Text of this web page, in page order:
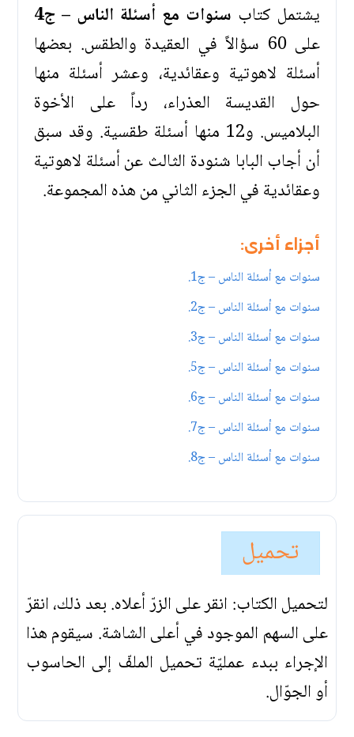
يشتمل كتاب سنوات مع أسئلة الناس – ج4
على 60 سؤالاً في العقيدة والطقس. بعضها
أسئلة لاهوتية وعقائدية، وعشر أسئلة منها
حول القديسة العذراء، رداً على الأخوة
البلاميس. و12 منها أسئلة طقسية. وقد سبق
أن أجاب البابا شنودة الثالث عن أسئلة لاهوتية
وعقائدية في الجزء الثاني من هذه المجموعة.
أجزاء أخرى:
سنوات مع أسئلة الناس – ج1.
سنوات مع أسئلة الناس – ج2.
سنوات مع أسئلة الناس – ج3.
سنوات مع أسئلة الناس – ج5.
سنوات مع أسئلة الناس – ج6.
سنوات مع أسئلة الناس – ج7.
سنوات مع أسئلة الناس – ج8.
تحميل
لتحميل الكتاب: انقر على الزرّ أعلاه. بعد ذلك، انقرّ
على السهم الموجود في أعلى الشاشة. سيقوم هذا
الإجراء ببدء عمليّة تحميل الملفّ إلى الحاسوب
أو الجوّال.